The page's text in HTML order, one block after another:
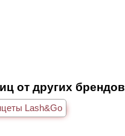
от других брендов
Lash&Go